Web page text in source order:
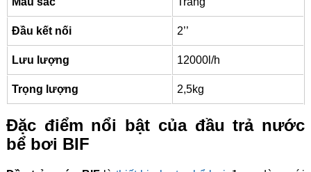
Đầu kết nối 2’’
Lưu lượng 12000l/h
Trọng lượng 2,5kg
Đặc điểm nổi bật của đầu trả nước
bể bơi BIF